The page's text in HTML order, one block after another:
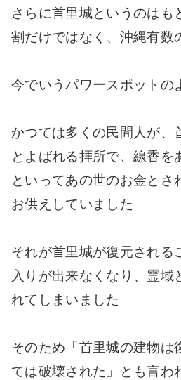
さらに首里城というのはも
割だけではなく、沖縄有数
今でいうパワースポットの
かつては多くの民間人が、
とよばれる拝所で、線香を
といってあの世のお金とさ
お供えしていました
それが首里城が復元される
入りが出来なくなり、霊域
れてしまいました
そのため「首里城の建物は
ては破壊された」とも言わ